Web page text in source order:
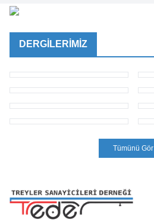
DERGİLERİMİZ
Tümünü Gör